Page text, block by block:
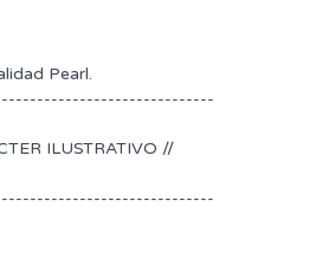
Pearl.
ILUSTRATIVO //